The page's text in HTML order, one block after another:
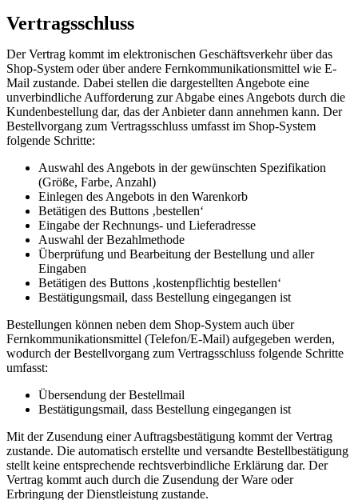
Vertragsschluss
Der Vertrag kommt im elektronischen Geschäftsverkehr über das
Shop-System oder über andere Fernkommunikationsmittel wie E-
Mail zustande. Dabei stellen die dargestellten Angebote eine
unverbindliche Aufforderung zur Abgabe eines Angebots durch die
Kundenbestellung dar, das der Anbieter dann annehmen kann. Der
Bestellvorgang zum Vertragsschluss umfasst im Shop-System
folgende Schritte:
Auswahl des Angebots in der gewünschten Spezifikation
(Größe, Farbe, Anzahl)
Einlegen des Angebots in den Warenkorb
Betätigen des Buttons ‚bestellen‘
Eingabe der Rechnungs- und Lieferadresse
Auswahl der Bezahlmethode
Überprüfung und Bearbeitung der Bestellung und aller
Eingaben
Betätigen des Buttons ‚kostenpflichtig bestellen‘
Bestätigungsmail, dass Bestellung eingegangen ist
Bestellungen können neben dem Shop-System auch über
Fernkommunikationsmittel (Telefon/E-Mail) aufgegeben werden,
wodurch der Bestellvorgang zum Vertragsschluss folgende Schritte
umfasst:
Übersendung der Bestellmail
Bestätigungsmail, dass Bestellung eingegangen ist
Mit der Zusendung einer Auftragsbestätigung kommt der Vertrag
zustande. Die automatisch erstellte und versandte Bestellbestätigung
stellt keine entsprechende rechtsverbindliche Erklärung dar. Der
Vertrag kommt auch durch die Zusendung der Ware oder
Erbringung der Dienstleistung zustande.